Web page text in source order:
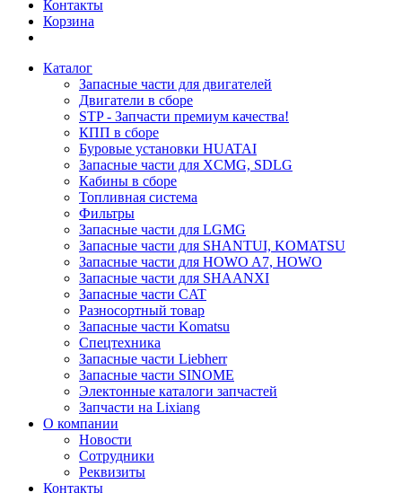
Контакты
Корзина
Каталог
Запасные части для двигателей
Двигатели в сборе
STP - Запчасти премиум качества!
КПП в сборе
Буровые установки HUATAI
Запасные части для XCMG, SDLG
Кабины в сборе
Топливная система
Фильтры
Запасные части для LGMG
Запасные части для SHANTUI, KOMATSU
Запасные части для HOWO A7, HOWO
Запасные части для SHAANXI
Запасные части CAT
Разносортный товар
Запасные части Komatsu
Спецтехника
Запасные части Liebherr
Запасные части SINOME
Электонные каталоги запчастей
Запчасти на Lixiang
О компании
Новости
Сотрудники
Реквизиты
Контакты